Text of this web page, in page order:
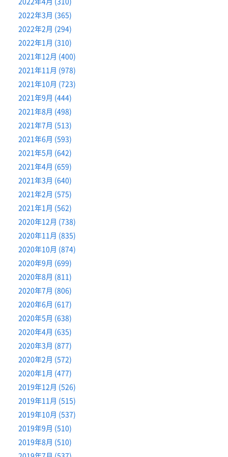
2022年3月 (365)
2022年2月 (294)
2022年1月 (310)
2021年12月 (400)
2021年11月 (978)
2021年10月 (723)
2021年9月 (444)
2021年8月 (498)
2021年7月 (513)
2021年6月 (593)
2021年5月 (642)
2021年4月 (659)
2021年3月 (640)
2021年2月 (575)
2021年1月 (562)
2020年12月 (738)
2020年11月 (835)
2020年10月 (874)
2020年9月 (699)
2020年8月 (811)
2020年7月 (806)
2020年6月 (617)
2020年5月 (638)
2020年4月 (635)
2020年3月 (877)
2020年2月 (572)
2020年1月 (477)
2019年12月 (526)
2019年11月 (515)
2019年10月 (537)
2019年9月 (510)
2019年8月 (510)